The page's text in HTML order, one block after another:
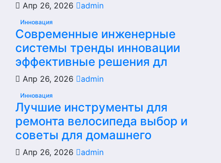
Апр 26, 2026 admin
Инновация
Современные инженерные
системы тренды инновации
эффективные решения дл
Апр 26, 2026 admin
Инновация
Лучшие инструменты для
ремонта велосипеда выбор и
советы для домашнего
Апр 26, 2026 admin